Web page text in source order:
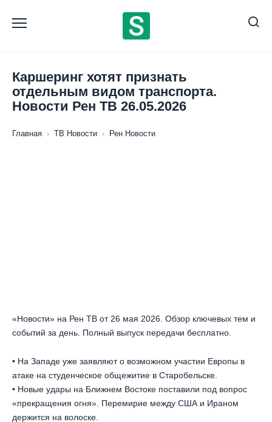
содержанию
Каршеринг хотят признать
отдельным видом транспорта.
Новости Рен ТВ 26.05.2026
Главная › ТВ Новости › Рен Новости
«Новости» на Рен ТВ от 26 мая 2026. Обзор ключевых тем и
событий за день. Полный выпуск передачи бесплатно.
• На Западе уже заявляют о возможном участии Европы в
атаке на студенческое общежитие в Старобельске.
• Новые удары на Ближнем Востоке поставили под вопрос
«прекращения огня». Перемирие между США и Ираном
держится на волоске.